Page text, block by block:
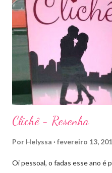
de Ardalan. Todos têm uma
ainda um pouco indefinida.
Rei e segue com sua corte
lar, Terrasen. Com um novo
ser Mão do Rei de Ardalan, e
Guarda. Entret...
Clichê - Resenha
Por Helyssa fevereiro 13,
Oi pessoal, o fadas esse ano é